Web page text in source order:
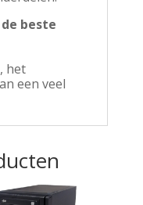
beste
het
een veel